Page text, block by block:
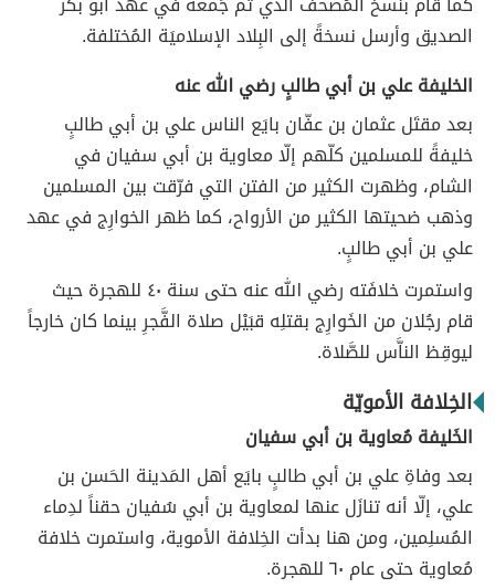
الصديق وأرسل نسخةً إلى البِلاد الإسلاميَة المُختلفة.
الخليفة علي بن أبي طالبٍ رضي الله عنه
بعد مقتَل عثمان بن عفّان بايَع الناس علي بن أبي طالبٍ
خليفةً للمسلمين كلّهم إلّا معاوية بن أبي سفيان في
الشام، وظهرت الكثير من الفتن التي فرّقت بين المسلمين
وذهب ضحيتها الكثير من الأرواح، كما ظهر الخوارِج في عهد
علي بن أبي طالبٍ.
واستمرت خلافَته رضي الله عنه حتى سنة ٤٠ للهجرة حيث
قام رجُلان من الخَوارِج بقتلِه قبَيْل صلاة الفَّجرِ بينما كان خارجاً
ليوقِظ الناَّس للصَّلاة.
الخِلافة الأمويّة
الخَليفة مُعاوية بن أبي سفيان
بعد وفاةِ علي بن أبي طالبٍ بايَع أهل المَدينة الحَسن بن
علي، إلّا أنه تنازَل عنها لمعاوية بن أبي سُفيان حقناً لدِماء
المُسلِمين، ومن هنا بدأت الخِلافة الأموية، واستمرت خلافة
مُعاوية حتى عام ٦٠ للهجرة.